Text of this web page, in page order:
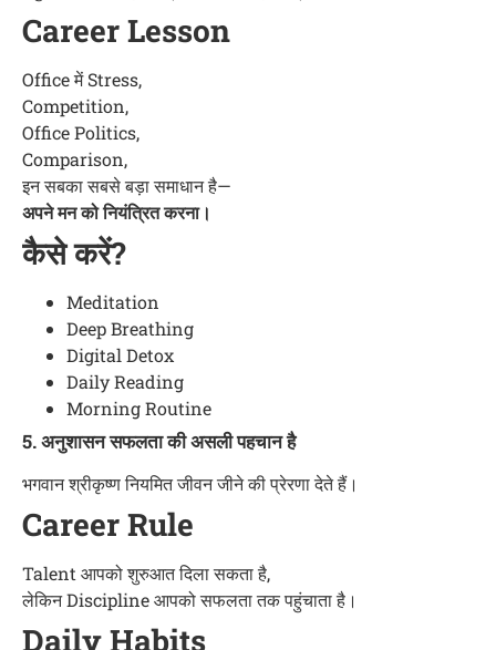
Career Lesson
Office में Stress,
Competition,
Office Politics,
Comparison,
इन सबका सबसे बड़ा समाधान है—
अपने मन को नियंत्रित करना।
कैसे करें?
Meditation
Deep Breathing
Digital Detox
Daily Reading
Morning Routine
5. अनुशासन सफलता की असली पहचान है
भगवान श्रीकृष्ण नियमित जीवन जीने की प्रेरणा देते हैं।
Career Rule
Talent आपको शुरुआत दिला सकता है,
लेकिन Discipline आपको सफलता तक पहुंचाता है।
Daily Habits